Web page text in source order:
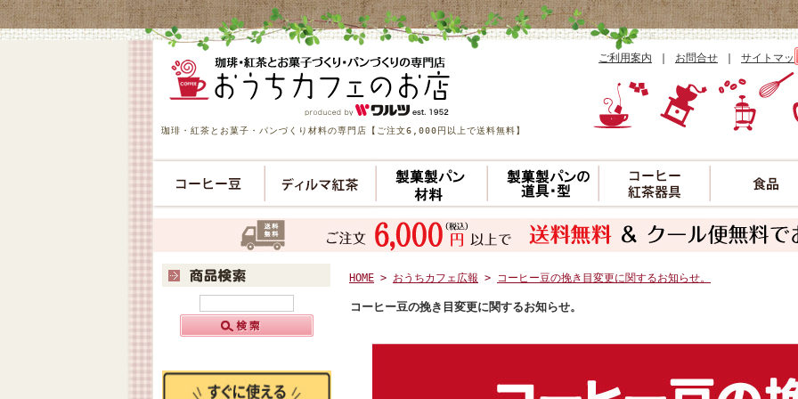
珈琲・紅茶とお菓子・パンづくり材料の専門店【ご注文6,000円以上で送料無料】
ご利用案内 お問合せ サイトマッ
HOME > おうちカフェ広報 > コーヒー豆の挽き目変更に関するお知らせ。
コーヒー豆の挽き目変更に関するお知らせ。